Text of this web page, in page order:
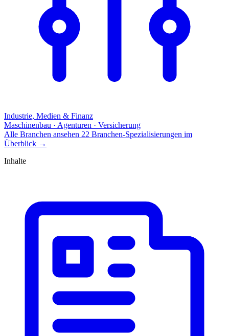
Industrie, Medien & Finanz
Maschinenbau · Agenturen · Versicherung
Alle Branchen ansehen 22 Branchen-Spezialisierungen im
Überblick →
Inhalte